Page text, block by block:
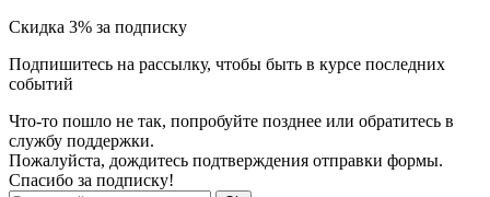
Скидка 3% за подписку
Подпишитесь на рассылку, чтобы быть в курсе последних
событий
Что-то пошло не так, попробуйте позднее или обратитесь в
службу поддержки.
Пожалуйста, дождитесь подтверждения отправки формы.
Спасибо за подписку!